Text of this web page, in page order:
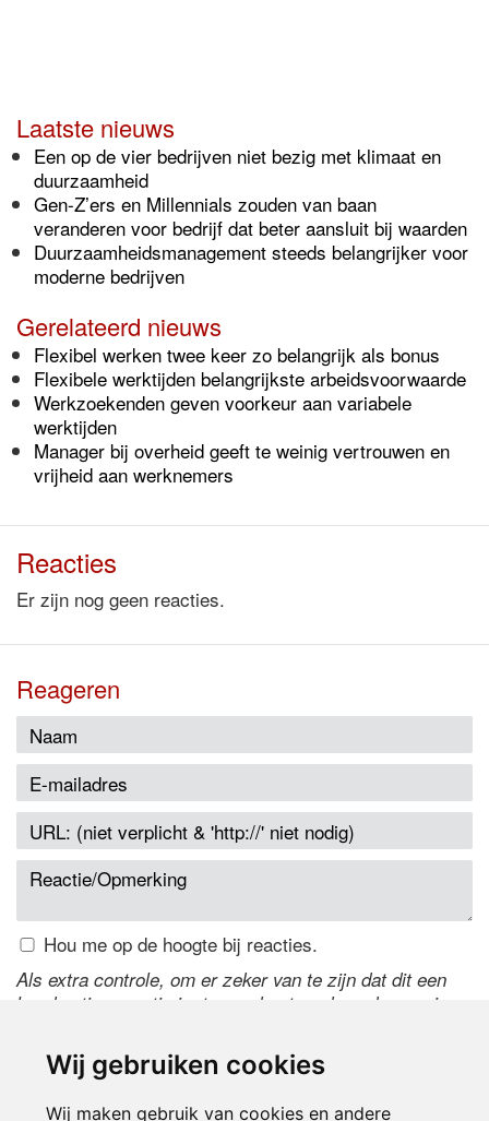
Wij gebruiken cookies
Wij maken gebruik van cookies en andere
Laatste nieuws
Een op de vier bedrijven niet bezig met klimaat en
duurzaamheid
Gen-Z’ers en Millennials zouden van baan
veranderen voor bedrijf dat beter aansluit bij waarden
Duurzaamheidsmanagement steeds belangrijker voor
moderne bedrijven
Gerelateerd nieuws
Flexibel werken twee keer zo belangrijk als bonus
Flexibele werktijden belangrijkste arbeidsvoorwaarde
Werkzoekenden geven voorkeur aan variabele
werktijden
Manager bij overheid geeft te weinig vertrouwen en
vrijheid aan werknemers
Reacties
Er zijn nog geen reacties.
Reageren
Hou me op de hoogte bij reacties.
Als extra controle, om er zeker van te zijn dat dit een
handmatige reactie is, typ onderstaande code over in
de code te wijzigen.